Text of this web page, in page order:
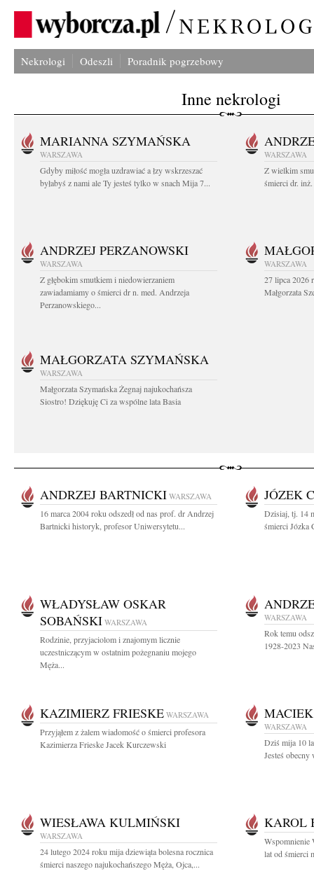
Nekrologi Odeszli Poradnik pogrzebowy
Inne nekrologi
MARIANNA SZYMAŃSKA
WARSZAWA
Gdyby miłość mogła uzdrawiać a łzy wskrzeszać
byłabyś z nami ale Ty jesteś tylko w snach Mija 7...
WARSZAWA
Z wielkim
śmierci dr.
ANDRZEJ PERZANOWSKI
WARSZAWA
Z głębokim smutkiem i niedowierzaniem
zawiadamiamy o śmierci dr n. med. Andrzeja
Perzanowskiego...
WARSZAWA
27 lipca 2026
Małgorzata
MAŁGORZATA SZYMAŃSKA
WARSZAWA
Małgorzata Szymańska Żegnaj najukochańsza
Siostro! Dziękuję Ci za wspólne lata Basia
ANDRZEJ BARTNICKI WARSZAWA
16 marca 2004 roku odszedł od nas prof. dr Andrzej
Bartnicki historyk, profesor Uniwersytetu...
JÓZEK
Dzisiaj, tj. 14
śmierci Józka
WŁADYSŁAW OSKAR
SOBAŃSKI WARSZAWA
Rodzinie, przyjaciolom i znajomym licznie
uczestniczącym w ostatnim pożegnaniu mojego
Męża...
WARSZAWA
Rok temu
1928-2023
KAZIMIERZ FRIESKE WARSZAWA
Przyjąłem z żalem wiadomość o śmierci profesora
Kazimierza Frieske Jacek Kurczewski
WARSZAWA
Dziś mija 10
Jesteś obecny
WIESŁAWA KULMIŃSKI
WARSZAWA
24 lutego 2024 roku mija dziewiąta bolesna rocznica
śmierci naszego najukochańszego Męża, Ojca,...
KAROL
Wspomnienie
lat od śmierci